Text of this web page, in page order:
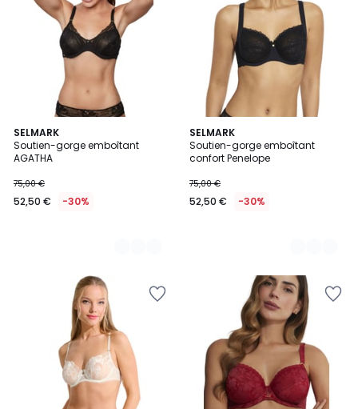
SELMARK
Soutien-gorge emboîtant
AGATHA
75,00 €
52,50 € -30%
3
Couleurs
SELMARK
Soutien-gorge emboîtant
confort Penelope
75,00 €
52,50 € -30%
3
Couleurs